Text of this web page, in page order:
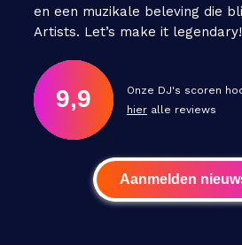
en een muzikale beleving die
Artists. Let’s make it legendary!
9,9
Onze DJ's scoren
hieralle reviews
Aanmelden